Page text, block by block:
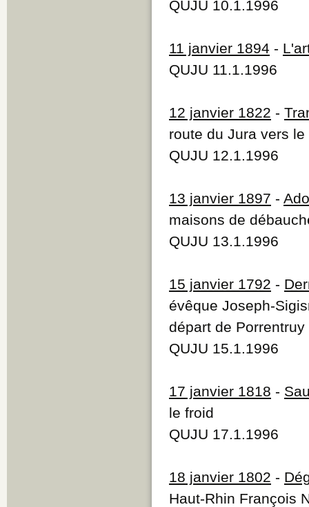
QUJU 10.1.1996
11 janvier 1894 -
QUJU 11.1.1996
12 janvier 1822 -
route du Jura vers
QUJU 12.1.1996
13 janvier 1897 -
maisons de
QUJU 13.1.1996
15 janvier 1792 -
évêque Joseph-
départ de Porrentruy
QUJU 15.1.1996
17 janvier 1818 -
le froid
QUJU 17.1.1996
18 janvier 1802 -
Haut-Rhin François